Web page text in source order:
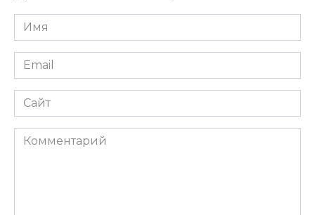
Имя
*
Email
*
Сайт
Комментарий